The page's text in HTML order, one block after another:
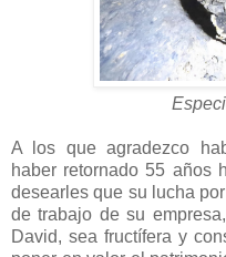
A los que agradezco
haber retornado 55 años
desearles que su lucha
de trabajo de su
David, sea fructífera y